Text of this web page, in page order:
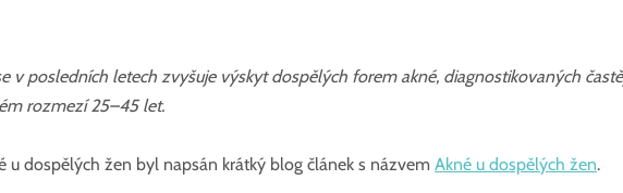
v posledních letech zvyšuje výskyt dospělých forem akné, diagnostikovaných
rozmezí 25–45 let.
u dospělých žen byl napsán krátký blog článek s názvem Akné u dospělých žen.